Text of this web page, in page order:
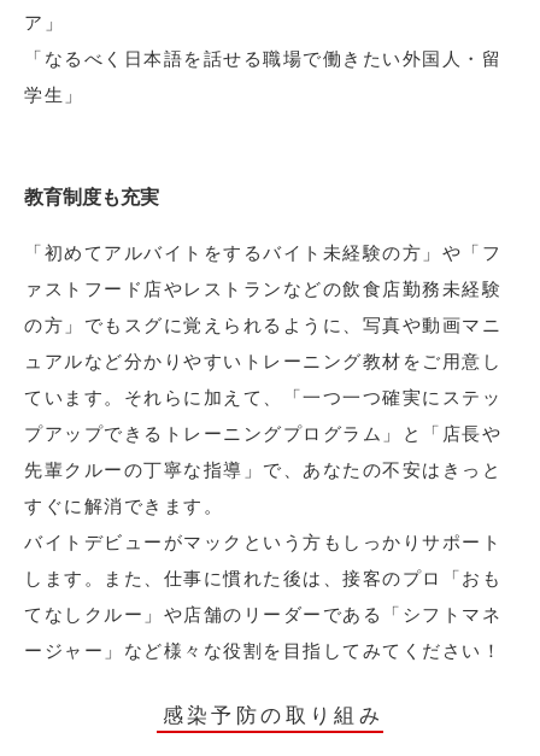
ア」
「なるべく日本語を話せる職場で働きたい外国人・留
学生」
教育制度も充実
「初めてアルバイトをするバイト未経験の方」や「フ
ァストフード店やレストランなどの飲食店勤務未経験
の方」でもスグに覚えられるように、写真や動画マニ
ュアルなど分かりやすいトレーニング教材をご用意し
ています。それらに加えて、「一つ一つ確実にステッ
プアップできるトレーニングプログラム」と「店長や
先輩クルーの丁寧な指導」で、あなたの不安はきっと
すぐに解消できます。
バイトデビューがマックという方もしっかりサポート
します。また、仕事に慣れた後は、接客のプロ「おも
てなしクルー」や店舗のリーダーである「シフトマネ
ージャー」など様々な役割を目指してみてください！
感染予防の取り組み